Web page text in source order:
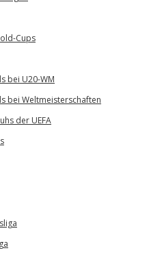
Cups
bei U20-WM
bei Weltmeisterschaften
der UEFA